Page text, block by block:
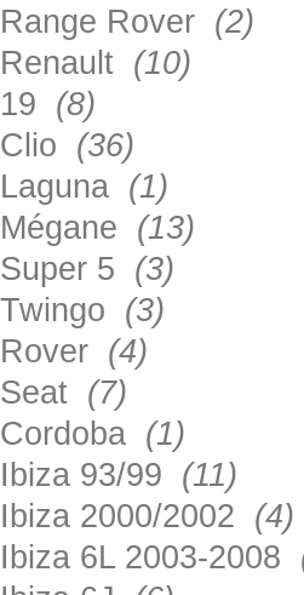
Range Rover (2)
Renault (10)
19 (8)
Clio (36)
Laguna (1)
Mégane (13)
Super 5 (3)
Twingo (3)
Rover (4)
Seat (7)
Cordoba (1)
Ibiza 93/99 (11)
Ibiza 2000/2002 (4)
Ibiza 6L 2003-2008